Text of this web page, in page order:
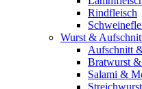
Rindfleisch
Wurst &
Aufschnitt
Bratwurst
Salami &
Streichwurst